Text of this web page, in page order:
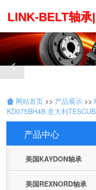
LINK-BELT轴承
网站首页 >> 产品展示 >>
KD075BH4B 意大利
产品中心
Products
美国KAYDON轴承
美国REXNORD轴承